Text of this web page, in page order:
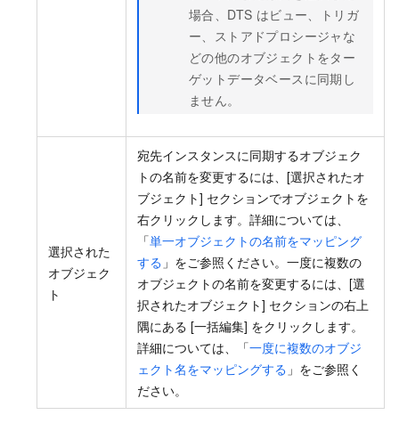
場合、DTS はビュー、トリガ
ー、ストアドプロシージャな
どの他のオブジェクトをター
ゲットデータベースに同期し
ません。
選択された
オブジェク
ト
宛先インスタンスに同期するオブジェク
トの名前を変更するには、[選択されたオ
ブジェクト] セクションでオブジェクトを
右クリックします。詳細については、
「単一オブジェクトの名前をマッピング
する 」をご参照ください。一度に複数の
オブジェクトの名前を変更するには、[選
択されたオブジェクト] セクションの右上
隅にある [一括編集] をクリックします。
詳細については、「一度に複数のオブジ
ェクト名をマッピングする 」をご参照く
ださい。